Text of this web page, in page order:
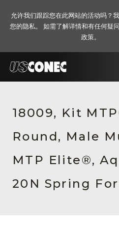
解决方案
产品
资源
关于我们
18009, Kit
Round, Male
MTP Elite®,
20N Spring
允许我们跟踪您在此网站的活动吗？
您的隐私。 如需了解详情和有任何疑
政策。